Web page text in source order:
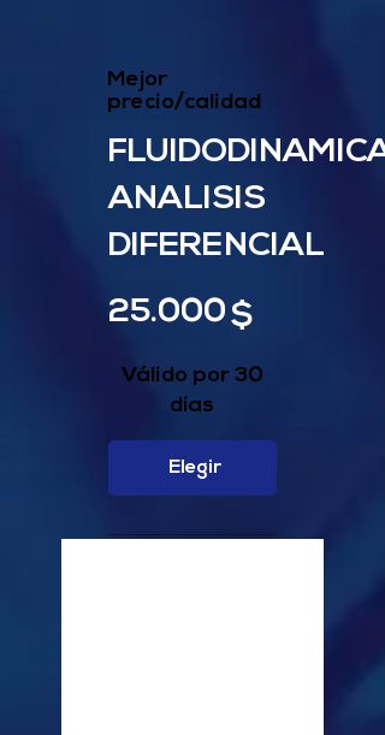
Mejor
precio/calidad
ANALISIS
DIFERENCIAL
$
25.000
Válido por 30
días
Elegir